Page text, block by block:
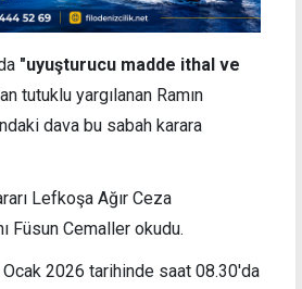
"uyuşturucu madde ithal ve
tutuklu yargılanan Ramın
dava bu sabah karara
Lefkoşa Ağır Ceza
Füsun Cemaller okudu.
Ocak 2026 tarihinde saat 08.30'da